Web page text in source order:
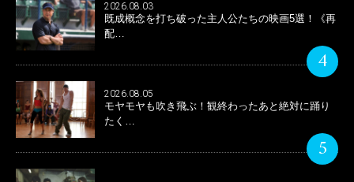
2026.08.03
既成概念を打ち破った主人公たちの映画5選！《再
配…
4
2026.08.05
モヤモヤも吹き飛ぶ！観終わったあと絶対に踊り
たく…
5